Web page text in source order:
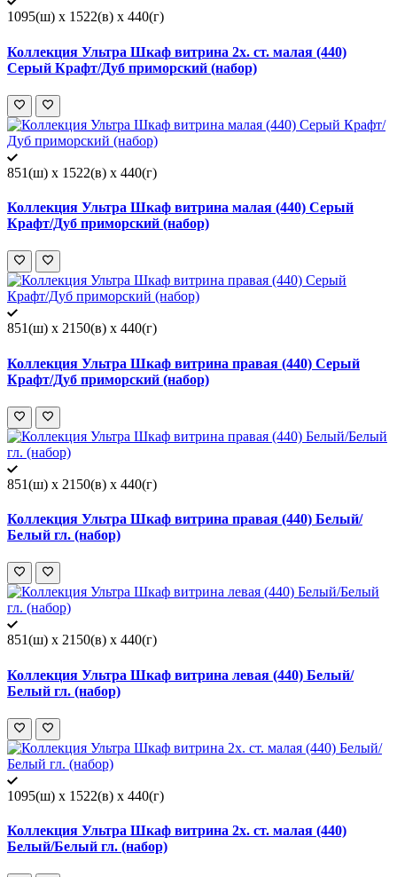
1095(ш) x 1522(в) x 440(г)
Коллекция Ультра Шкаф витрина 2х. ст. малая (440)
Серый Крафт/Дуб приморский (набор)
851(ш) x 1522(в) x 440(г)
Коллекция Ультра Шкаф витрина малая (440) Серый
Крафт/Дуб приморский (набор)
851(ш) x 2150(в) x 440(г)
Коллекция Ультра Шкаф витрина правая (440) Серый
Крафт/Дуб приморский (набор)
851(ш) x 2150(в) x 440(г)
Коллекция Ультра Шкаф витрина правая (440) Белый/
Белый гл. (набор)
851(ш) x 2150(в) x 440(г)
Коллекция Ультра Шкаф витрина левая (440) Белый/
Белый гл. (набор)
1095(ш) x 1522(в) x 440(г)
Коллекция Ультра Шкаф витрина 2х. ст. малая (440)
Белый/Белый гл. (набор)